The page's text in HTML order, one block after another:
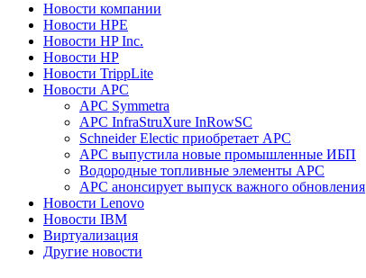
Новости компании
Новости HPE
Новости HP Inc.
Новости HP
Новости TrippLite
Новости APC
APC Symmetra
APC InfraStruXure InRowSC
Schneider Electic приобретает APC
APC выпустила новые промышленные ИБП
Водородные топливные элементы APC
АPC анонсирует выпуск важного обновления
Новости Lenovo
Новости IBM
Виртуализация
Другие новости